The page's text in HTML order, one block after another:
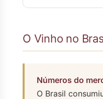
O Vinho no
Números do
O Brasil